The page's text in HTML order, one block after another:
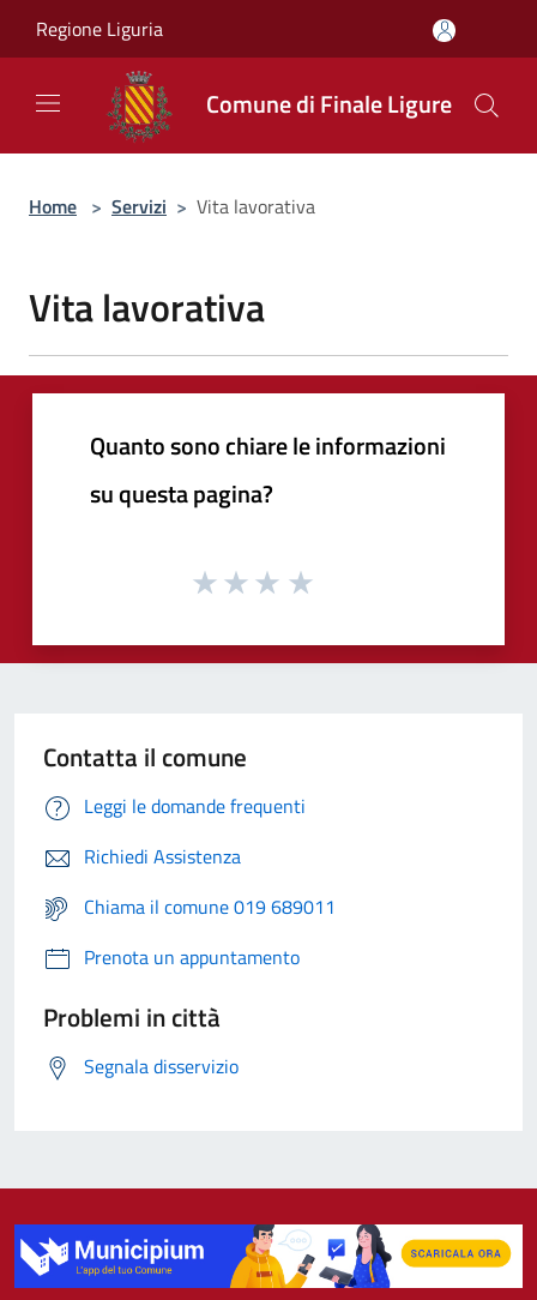
Regione Liguria
Comune di Finale Ligure
Home > Servizi > Vita lavorativa
Vita lavorativa
Quanto sono chiare le informazioni
su questa pagina?
Contatta il comune
Leggi le domande frequenti
Richiedi Assistenza
Chiama il comune 019 689011
Prenota un appuntamento
Problemi in città
Segnala disservizio